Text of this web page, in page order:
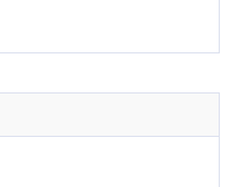
ritos ya está